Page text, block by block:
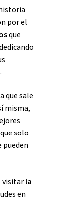
por el
que
que sale
misma,
solo
pueden
visitar la
en